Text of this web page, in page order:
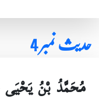
حدیث نمبر 4
مُحَمَّدُ بْنُ